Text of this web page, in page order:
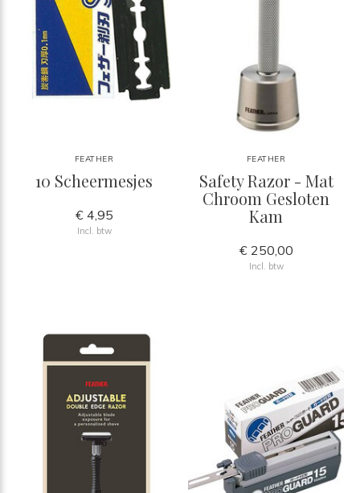
FEATHER
10 Scheermesjes
€ 4,95
Incl. btw
FEATHER
Safety Razor - Mat
Chroom Gesloten
Kam
€ 250,00
Incl. btw